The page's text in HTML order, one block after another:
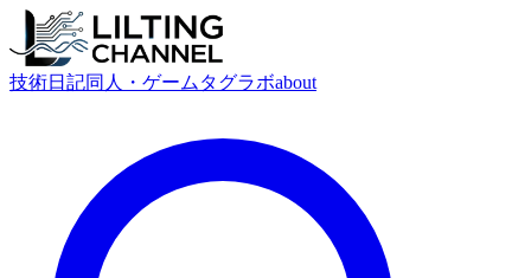
技術日記同人・ゲーム タグラボabout